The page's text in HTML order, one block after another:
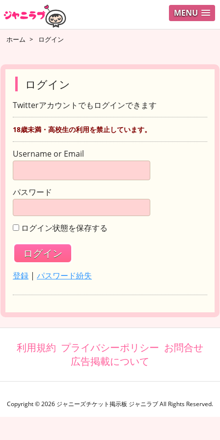
MENU
ホーム > ログイン
ログイン
Twitterアカウントでもログインできます
18歳未満・高校生の利用を禁止しています。
Username or Email
パスワード
ログイン状態を保存する
登録 | パスワード紛失
利用規約 プライバシーポリシー お問合せ
広告掲載について
Copyright ©2026 ジャニーズチケット掲示板 ジャニラブAll Rights Reserved.